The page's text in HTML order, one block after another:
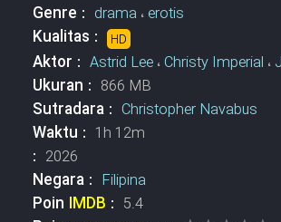
Genre : drama ، erotis
Kualitas : HD
Aktor : Astrid Lee،Christy Imperial ،
Ukuran : 866 MB
Sutradara : Christopher Navabus
Waktu : 1h 12m
: 2026
Negara : Filipina
Poin IMDB : 5.4